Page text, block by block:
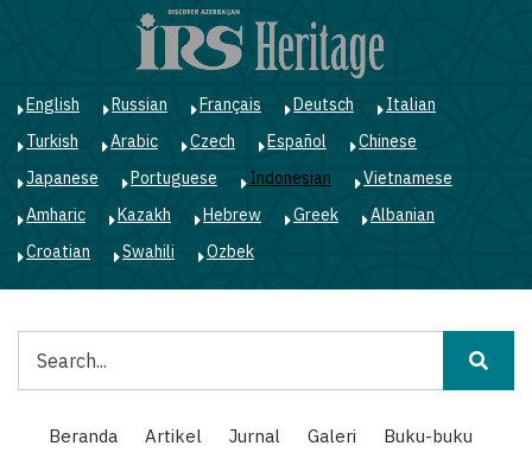
English Russian Français Deutsch
Italian
Turkish
Arabic Czech Español
Chinese
Japanese
Portuguese Indonesian
Vietnamese
Amharic
Kazakh Hebrew Greek
Albanian
Croatian
Swahili Ozbek
Main
navigation
Beranda Artikel Jurnal Galeri
Buku-buku